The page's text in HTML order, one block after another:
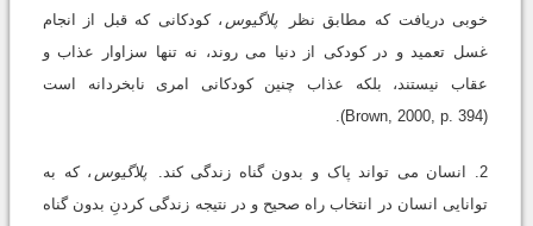
خوبی دریافت که مطابق نظر
پلاگیوس ، کودکانی که قبل از انجام
غسل تعمید و در کودکی از دنیا می روند، نه تنها سزاوار عذاب و
عقاب نیستند، بلکه عذاب چنین کودکانی امری نابخردانه است
(Brown, 2000, p. 394).
2. انسان می تواند پاک و بدون گناه زندگی کند. پلاگیوس ، که به
توانایی انسان در انتخاب راه صحیح و در نتیجه زندگی کردنِ بدون گناه